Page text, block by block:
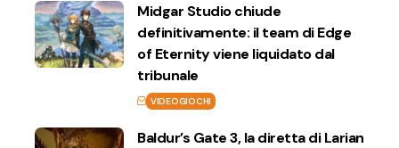
Midgar Studio chiude
definitivamente: il team di Edge
of Eternity viene liquidato dal
tribunale
VIDEOGIOCHI
Baldur’s Gate 3, la diretta di Larian